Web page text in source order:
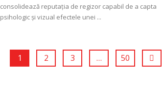
consolidează reputaţia de regizor capabil de a capta
psihologic și vizual efectele unei ...
1 2 3 … 50